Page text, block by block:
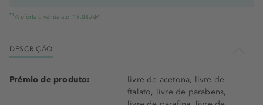
*1 A oferta é válida até: 19.08.AM
DESCRIÇÃO
Prémio de produto:
livre de acetona, livre de
ftalato, livre de parabens,